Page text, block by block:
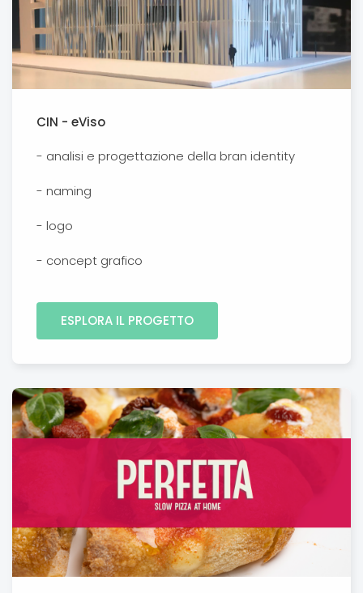
CIN - eViso
- analisi e progettazione della bran identity
- naming
- logo
- concept grafico
ESPLORA IL PROGETTO